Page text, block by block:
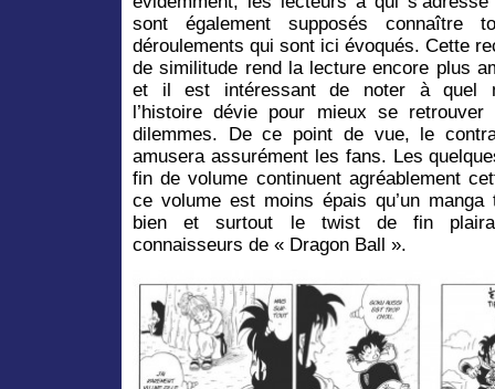
sont également supposés connaître
déroulements qui sont ici évoqués. Cette
de similitude rend la lecture encore plus
et il est intéressant de noter à quel
l’histoire dévie pour mieux se
dilemmes. De ce point de vue, le
amusera assurément les fans. Les
fin de volume continuent agréablement
ce volume est moins épais qu’un manga
bien et surtout le twist de fin plaira
connaisseurs de « Dragon Ball ».